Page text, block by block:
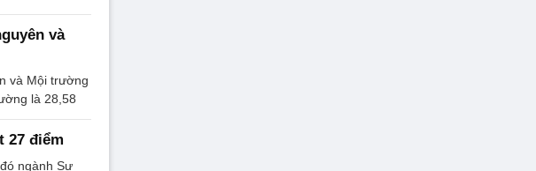
và
và Mội trường
là 28,58
27 điểm
ngành Sư